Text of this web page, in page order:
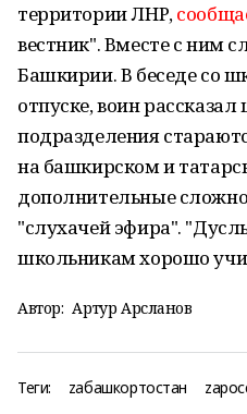
территории ЛНР,
вестник". Вместе с ним
Башкирии. В беседе со
отпуске, воин
подразделения
на башкирском и
дополнительные
"слухачей эфира".
школьникам хорошо
Автор: Артур Арсланов
Теги: zабашкортостан